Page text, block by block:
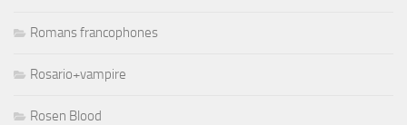
Romans francophones
Rosario+vampire
Rosen Blood